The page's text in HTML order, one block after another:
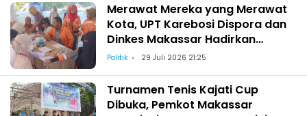
Merawat Mereka yang Merawat
Kota, UPT Karebosi Dispora dan
Dinkes Makassar Hadirkan
Pemeriksaan Kesehatan bagi
Politik 29 Juli 2026 21:25
Turnamen Tenis Kajati Cup
Dibuka, Pemkot Makassar